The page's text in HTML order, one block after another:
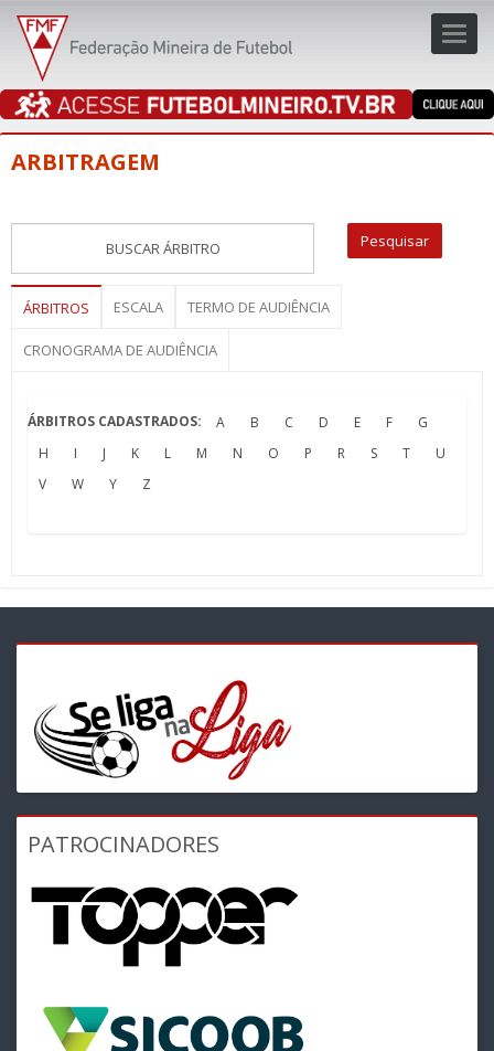
ARBITRAGEM
ÁRBITROS ESCALA TERMO DE AUDIÊNCIA
CRONOGRAMA DE AUDIÊNCIA
ÁRBITROS CADASTRADOS: A B C D E F
G
H
I J K L M N O P R S T
U
V
W Y Z
PATROCINADORES